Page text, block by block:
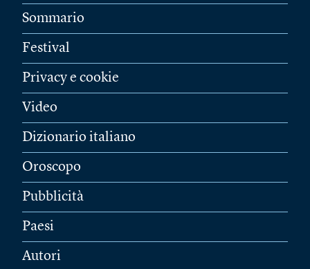
Sommario
Festival
Privacy e cookie
Video
Dizionario italiano
Oroscopo
Pubblicità
Paesi
Autori